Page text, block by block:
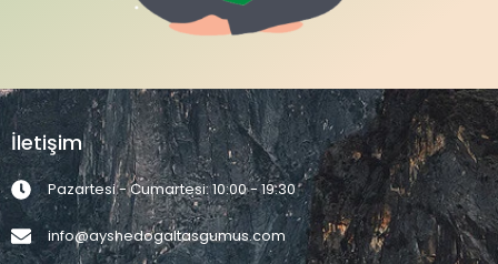
İletişim
Pazartesi - Cumartesi: 10:00 - 19:30
info@ayshedogaltasgumus.com